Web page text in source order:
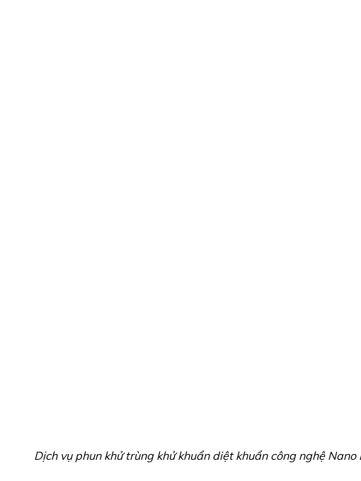
Dịch vụ phun khử trùng khử khuẩn diệt khuẩn công nghệ Nano